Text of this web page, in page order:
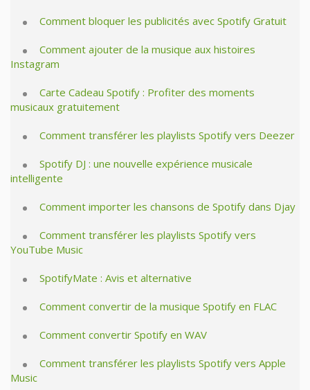
Comment bloquer les publicités avec Spotify Gratuit
Comment ajouter de la musique aux histoires
Instagram
Carte Cadeau Spotify : Profiter des moments
musicaux gratuitement
Comment transférer les playlists Spotify vers Deezer
Spotify DJ : une nouvelle expérience musicale
intelligente
Comment importer les chansons de Spotify dans Djay
Comment transférer les playlists Spotify vers
YouTube Music
SpotifyMate : Avis et alternative
Comment convertir de la musique Spotify en FLAC
Comment convertir Spotify en WAV
Comment transférer les playlists Spotify vers Apple
Music